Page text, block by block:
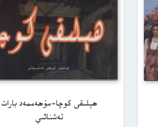
ھېلىقى كوچا-مۇھەممەد بارات
تەشنائىي